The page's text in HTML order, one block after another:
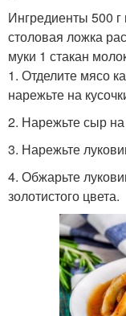
Ингредиенты 500 г
столовая ложка
муки 1 стакан
1. Отделите мясо
нарежьте на
2. Нарежьте сыр
3. Нарежьте
4. Обжарьте
золотистого цвета.